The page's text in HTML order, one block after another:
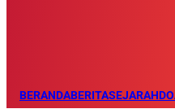
BERANDABERITASEJARAH